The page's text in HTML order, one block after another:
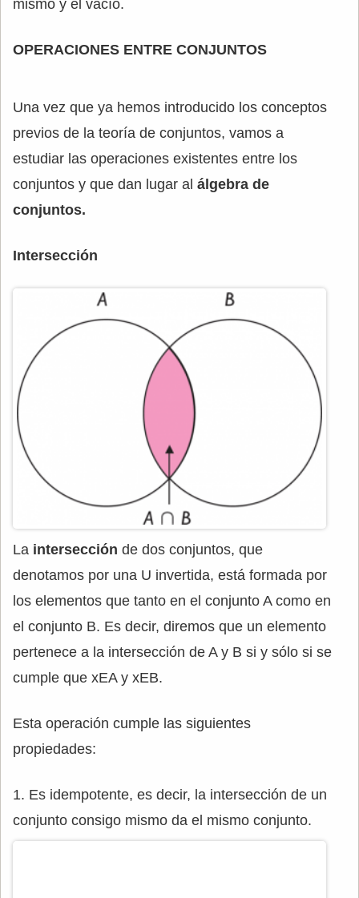
mismo y el vacío.
OPERACIONES ENTRE CONJUNTOS
Una vez que ya hemos introducido los conceptos
previos de la teoría de conjuntos, vamos a
estudiar las operaciones existentes entre los
conjuntos y que dan lugar al álgebra de
conjuntos.
Intersección
La intersección de dos conjuntos, que
denotamos por una U invertida, está formada por
los elementos que tanto en el conjunto A como en
el conjunto B. Es decir, diremos que un elemento
pertenece a la intersección de A y B si y sólo si se
cumple que xEA y xEB.
Esta operación cumple las siguientes
propiedades:
1. Es idempotente, es decir, la intersección de un
conjunto consigo mismo da el mismo conjunto.